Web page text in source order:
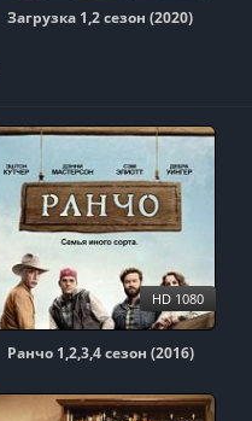
Загрузка 1,2 сезон (2020)
Ранчо 1,2,3,4 сезон (2016)
HD 1080